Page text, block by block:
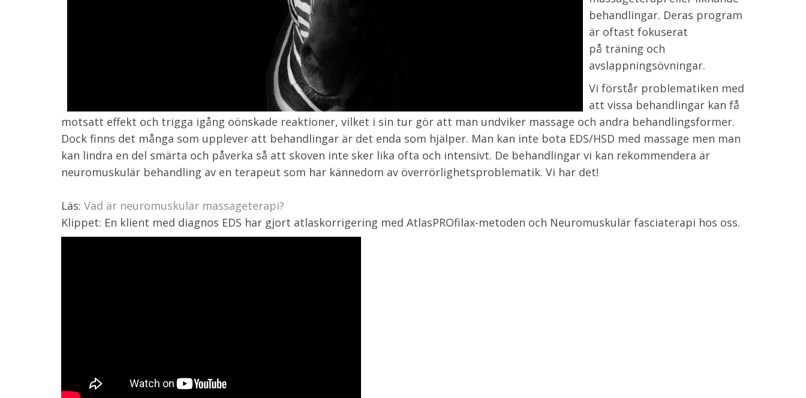
behandlingar. Deras program
är oftast fokuserat
på träning och
avslappningsövningar.
Vi förstår problematiken med
att vissa behandlingar kan få
motsatt effekt och trigga igång oönskade reaktioner, vilket i sin tur gör att man undviker massage och andra behandlingsformer.
Dock finns det många som upplever att behandlingar är det enda som hjälper. Man kan inte bota EDS/HSD med massage men man
kan lindra en del smärta och påverka så att skoven inte sker lika ofta och intensivt. De behandlingar vi kan rekommendera är
neuromuskulär behandling av en terapeut som har kännedom av överrörlighetsproblematik. Vi har det!
Läs: Vad är neuromuskulär massageterapi?
Klippet: En klient med diagnos EDS har gjort atlaskorrigering med AtlasPROfilax-metoden och Neuromuskulär fasciaterapi hos oss.